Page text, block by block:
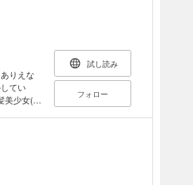
りえな
てい
美少女(し
試し読み
フォロー